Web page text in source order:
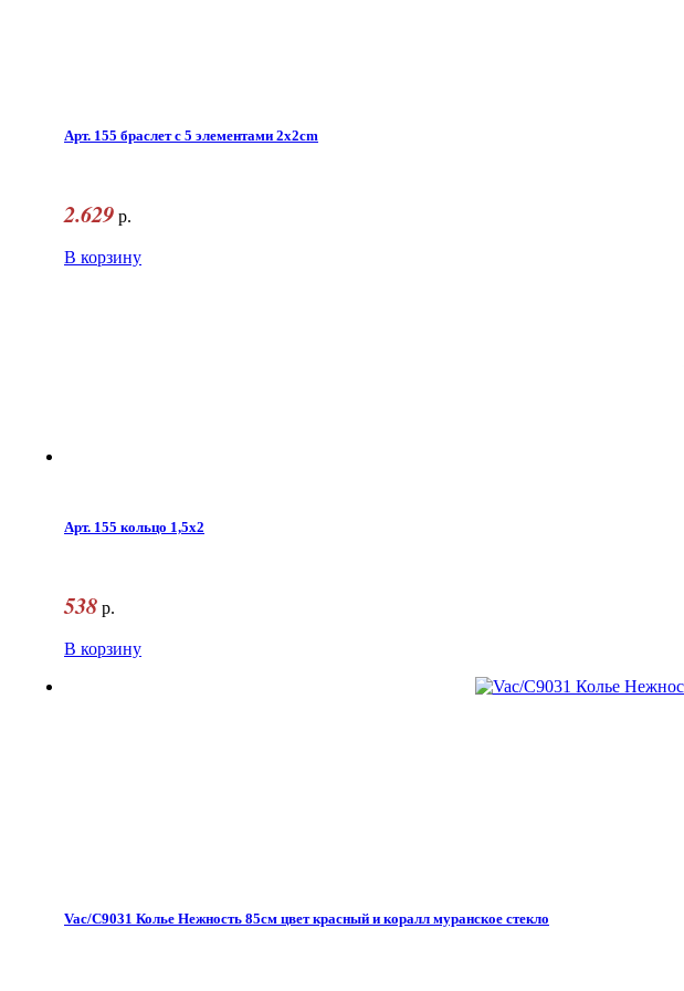
Арт. 155 браслет с 5 элементами 2x2cm
2.629 р.
В корзину
Арт. 155 кольцо 1,5x2
538 р.
В корзину
Vac/С9031 Колье Нежность 85см цвет красный и коралл муранское стекло